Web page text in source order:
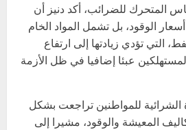
المتحرك للضرائب، أكد دنيز أن
الوقود، بل تشمل المواد الخام
التي تؤدي زيادتها إلى ارتفاع
عبئا إضافيا في ظل الأزمة
الشرائية للمواطنين تراجعت بشكل
المعيشة والوقود، مشيرا إلى